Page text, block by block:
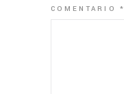
COMENTARIO*